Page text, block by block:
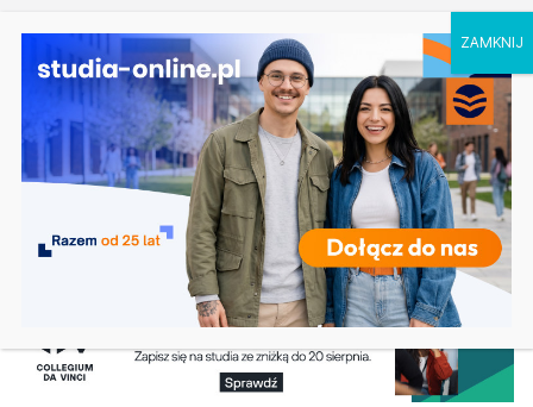
Ostatnie wpisy: Geografia w Gdańsku
Ratownictwo medyczne w Olsztynie
Logistyka w Koszalinie
Informatyka w Nysie
Filozofia w Szczecinie